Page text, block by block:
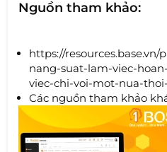
Nguồn tham khảo:
https://
nang-suat-lam-viec-
viec-chi-voi-mot-nua-
Các nguồn tham khảo